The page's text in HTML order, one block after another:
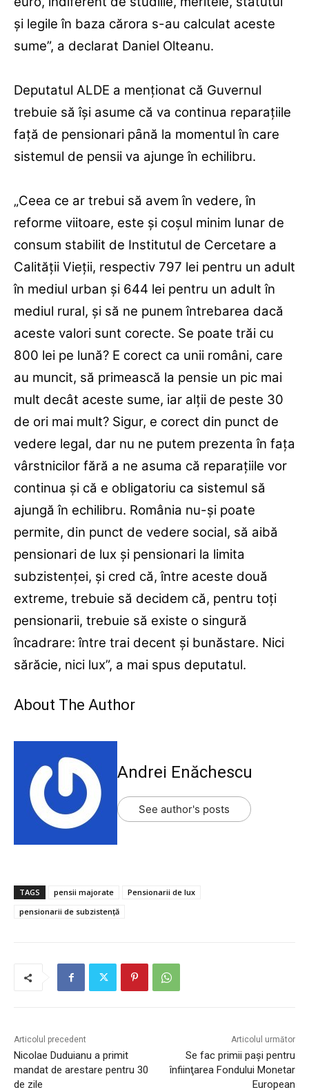
şi legile în baza cărora s-au calculat aceste
sume”, a declarat Daniel Olteanu.
Deputatul ALDE a menţionat că Guvernul
trebuie să îşi asume că va continua reparaţiile
faţă de pensionari pȃnă la momentul în care
sistemul de pensii va ajunge în echilibru.
„Ceea ce ar trebui să avem în vedere, în
reforme viitoare, este şi coşul minim lunar de
consum stabilit de Institutul de Cercetare a
Calităţii Vieţii, respectiv 797 lei pentru un adult
în mediul urban şi 644 lei pentru un adult în
mediul rural, şi să ne punem întrebarea dacă
aceste valori sunt corecte. Se poate trăi cu
800 lei pe lună? E corect ca unii români, care
au muncit, să primească la pensie un pic mai
mult decât aceste sume, iar alţii de peste 30
de ori mai mult? Sigur, e corect din punct de
vedere legal, dar nu ne putem prezenta în faţa
vârstnicilor fără a ne asuma că reparaţiile vor
continua şi că e obligatoriu ca sistemul să
ajungă în echilibru. România nu-şi poate
permite, din punct de vedere social, să aibă
pensionari de lux şi pensionari la limita
subzistenţei, şi cred că, între aceste două
extreme, trebuie să decidem că, pentru toţi
pensionarii, trebuie să existe o singură
încadrare: între trai decent şi bunăstare. Nici
sărăcie, nici lux”, a mai spus deputatul.
About The Author
Andrei Enăchescu
See author's posts
TAGS pensii majorate
Pensionarii de lux
pensionarii de subzistență
Articolul precedent
Nicolae Duduianu a primit
mandat de arestare pentru 30
de zile
Articolul următor
Se fac primii pași pentru
înfiinţarea Fondului Monetar
European